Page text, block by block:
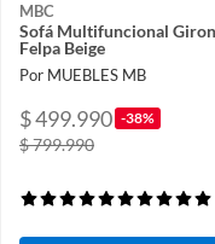
MBC
Sofá Multifuncional
Felpa Beige
Por MUEBLES MB
$ 499.990 -38%
$ 799.990